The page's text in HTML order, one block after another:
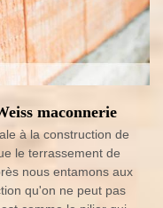
maconnerie
à la construction de
le terrassement de
nous entamons aux
qu'on ne peut pas